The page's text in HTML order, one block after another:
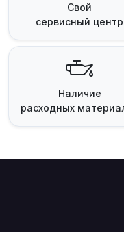
Свой
сервисный центр
Наличие
расходных